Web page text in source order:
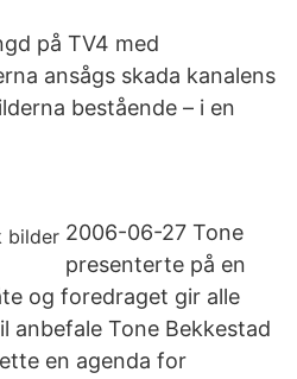
på TV4 med
ansågs skada kanalens
bestående – i en
2006-06-27 Tone
presenterte på en
og foredraget gir alle
anbefale Tone Bekkestad
en agenda for